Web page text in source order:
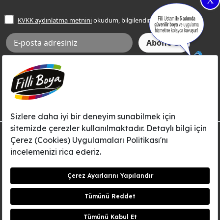
Frezya Rengi
Bilgi Toplumu Hizmetleri
İnternet Sitesi Kullanım Koşulları
KVKK Talep Formu
KVKK Aydınlatma Metni
KVKK aydınlatma metniniokudum, bilgilendim.
Aksi tarafımca bildirilene dek, Betek Boya ve Kimya Sanayi A.Ş.'nin
Filli Boya dahil tüm markaları ile ilgili kampanya, duyuru, hizmetler ve
tanıtım faaliyetleri vb. ile ilgili olarak e-posta yoluyla şahsıma
© Filli Boya 2026. Tüm Hakları Saklıdır.